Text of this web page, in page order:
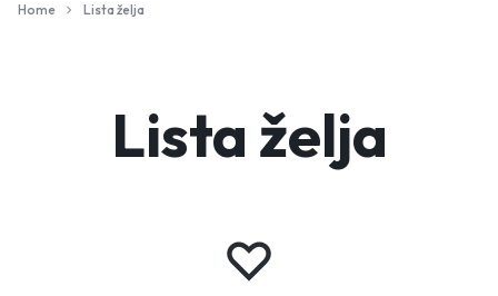
Don't miss out on great deals! Start shopping or
Sign in to view products added.
Home Lista želja
Lista želja